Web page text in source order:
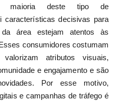
maioria deste tipo de
características decisivas para
da área estejam atentos às
consumidores costumam
valorizam atributos visuais,
e engajamento e são
Por esse motivo,
e campanhas de tráfego é